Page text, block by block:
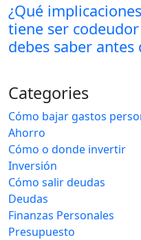
¿Qué
tiene ser
debes saber antes
Categories
Cómo bajar gastos
Ahorro
Cómo o donde invertir
Inversión
Cómo salir deudas
Deudas
Finanzas Personales
Presupuesto